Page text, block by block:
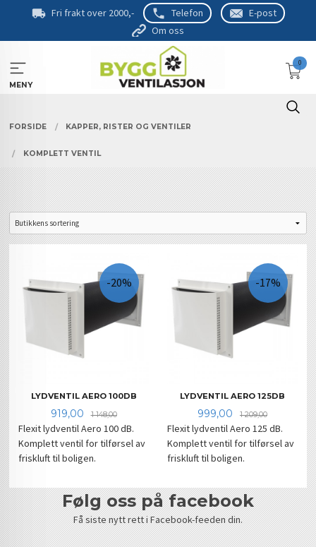
Fri frakt over 2000,- Telefon
E-post
Om oss
MENY
0
FORSIDE KAPPER, RISTER OG VENTILER
KOMPLETT VENTIL
LYDVENTIL AERO 100DB
Tilbud
919,00 1 148,00Rabatt
-20%
Flexit lydventil Aero 100 dB.
Komplett ventil for tilførsel av
friskluft til boligen.
LYDVENTIL AERO 125DB
Tilbud
999,00 1 209,00Rabatt
-17%
Flexit lydventil Aero 125 dB.
Komplett ventil for tilførsel av
friskluft til boligen.
følg oss på facebook
Få siste nytt rett i Facebook-feeden din.